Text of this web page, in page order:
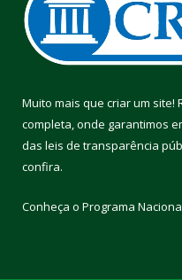
Muito mais que criar um site!
completa, onde garantimos
das leis de transparência
confira.
Conheça o Programa